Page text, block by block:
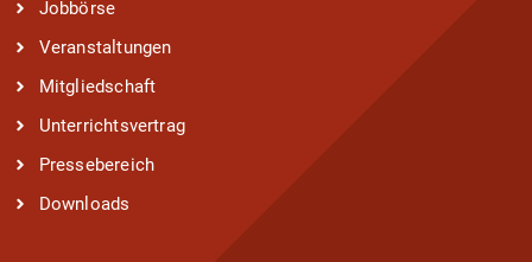
Jobbörse
Veranstaltungen
Mitgliedschaft
Unterrichtsvertrag
Pressebereich
Downloads